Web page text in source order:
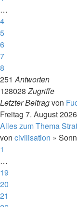
…
4
5
6
7
8
251Antworten
128028Zugriffe
Letzter Beitragvon
Freitag 7. August
Alles zum Thema
von civilisation »
1
…
19
20
21